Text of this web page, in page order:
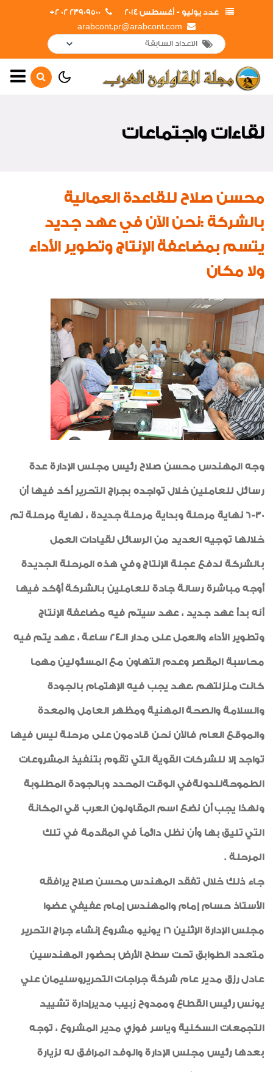
عدد يوليو - أغسطس 2014
23909500 02 2+
arabcont.pr@arabcont.com
لقاءات واجتماعات
تعاقدات جديدة
اخبار من هنا وهناك
شهادات جودة
رياضة
طبيب الاسرة
خواطر ايمانية
الواحة
لقاءات واجتماعات
محسن صلاح للقاعدة العمالية
بالشركة :نحن الآن في عهد جديد
يتسم بمضاعفة الإنتاج وتطوير الأداء
ولا مكان
وجه المهندس محسن صلاح رئيس مجلس الإدارة عدة
رسائل للعاملين خلال تواجده بجراج التحرير أكد فيها أن
30-6 نهاية مرحلة وبداية مرحلة جديدة ، نهاية مرحلة تم
خلالها توجيه العديد من الرسائل لقيادات العمل
بالشركة لدفع عجلة الإنتاج وفي هذه المرحلة الجديدة
أوجه مباشرة رسالة جادة للعاملين بالشركة أؤكد فيها
أنه بدأ عهد جديد ، عهد سيتم فيه مضاعفة الإنتاج
وتطوير الأداء والعمل على مدار الـ24 ساعة ، عهد يتم فيه
محاسبة المقصر وعدم التهاون مع المسئولين مهما
كانت منزلتهم ،عهد يجب فيه الإهتمام بالجودة
والسلامة والصحة المهنية ومظهر العامل والمعدة
والموقع العام فالآن نحن قادمون على مرحلة ليس فيها
تواجد إلا للشركات القوية التي تقوم بتنفيذ المشروعات
الطموحةللدولةفي الوقت المحدد وبالجودة المطلوبة
ولهذا يجب أن نضع اسم المقاولون العرب قي المكانة
التي تليق بها وأن نظل دائماً في المقدمة في تلك
المرحلة .
جاء ذلك خلال تفقد المهندس محسن صلاح يرافقه
الأستاذ حسام إمام والمهندس إمام عفيفي عضوا
مجلس الإدارة الإثنين 16 يونيو مشروع إنشاء جراج التحرير
متعدد الطوابق تحت سطح الأرض بحضور المهندسين
عادل رزق مدير عام شركة جراجات التحريروسليمان علي
يونس رئيس القطاع وممدوح زبيب مديرإدارة تشييد
التجمعات السكنية وياسر فوزي مدير المشروع ، توجه
بعدها رئيس مجلس الإدارة والوفد المرافق له لزيارة